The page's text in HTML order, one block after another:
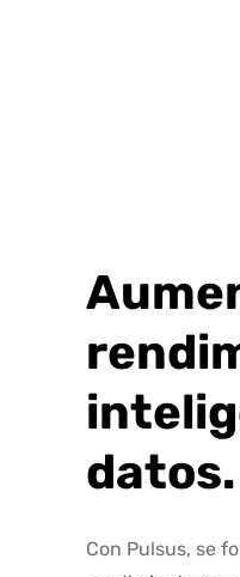
datos.
Con Pulsus, se